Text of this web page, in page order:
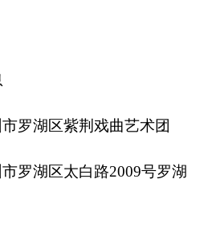
罗湖区紫荆戏曲艺术团
罗湖区太白路2009号罗湖